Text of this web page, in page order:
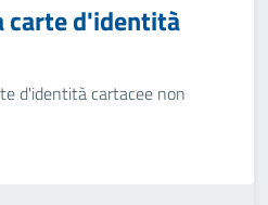
carte d'identità
d'identità cartacee non